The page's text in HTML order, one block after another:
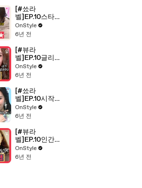
까? 쑈라벨 삼
남매의 오프 루
틴
[#쑈라
벨]EP.10스타
일리쉬한 겨울
을 책임질 방한
OnStyle
6년 전
[#뷰라
벨]EP.10글리
터 까마귀 필수
시청!어디서든
퀴드 글리터 섀
도...☆
OnStyle
6년 전
[#쑈라
벨]EP.10시작
은 벨런스게임,
취향 공유?오
미와 효정의 벨
런스 게임(+쑈
라벨 3MC의 수
능 응원 메세
지)
OnStyle
6년 전
[#뷰라
벨]EP.10인간
글리터 프리지
아의 스타일링!
OnStyle
6년 전